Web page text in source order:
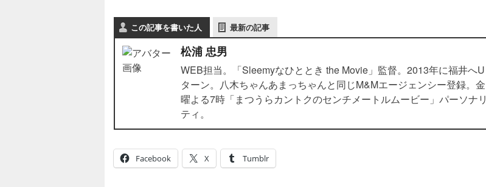
この記事を書いた人 最新の記事
松浦 忠男
WEB担当。「Sleemyなひととき the Movie」監督。2013年に福井へU
ターン。八木ちゃんあまっちゃんと同じM&Mエージェンシー登録。金
曜よる7時「まつうらカントクのセンチメートルムービー」パーソナリ
ティ。
Facebook X Tumblr